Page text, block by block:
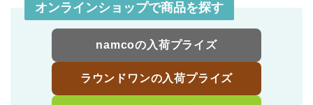
オンラインショップで商品を探す
namcoの入荷プライズ
ラウンドワンの入荷プライズ